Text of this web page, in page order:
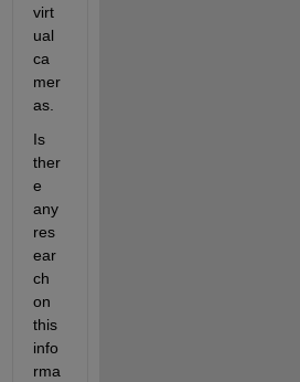
virt
ual
ca
mer
as.
Is
ther
e
any
res
ear
ch
on
this
info
rma